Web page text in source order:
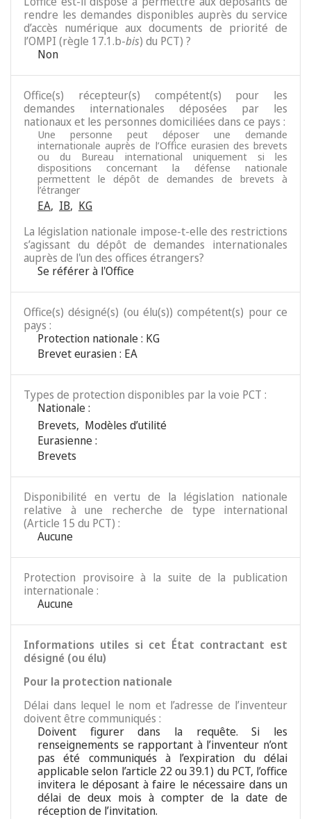
rendre les demandes disponibles auprès du service
d’accès numérique aux documents de priorité de
l’OMPI (règle 17.1.b-bis) du PCT) ?
Non
Office(s) récepteur(s) compétent(s) pour les
demandes internationales déposées par les
nationaux et les personnes domiciliées dans ce pays :
Une personne peut déposer une demande
internationale auprès de l’Office eurasien des brevets
ou du Bureau international uniquement si les
dispositions concernant la défense nationale
permettent le dépôt de demandes de brevets à
l’étranger
EA, IB, KG
La législation nationale impose-t-elle des restrictions
s’agissant du dépôt de demandes internationales
auprès de l'un des offices étrangers?
Se référer à l'Office
Office(s) désigné(s) (ou élu(s)) compétent(s) pour ce
pays :
Protection nationale : KG
Brevet eurasien : EA
Types de protection disponibles par la voie PCT :
Nationale :
Brevets, Modèles d’utilité
Eurasienne :
Brevets
Disponibilité en vertu de la législation nationale
relative à une recherche de type international
(Article 15 du PCT) :
Aucune
Protection provisoire à la suite de la publication
internationale :
Aucune
Informations utiles si cet État contractant est
désigné (ou élu)
Pour la protection nationale
Délai dans lequel le nom et l’adresse de l’inventeur
doivent être communiqués :
Doivent figurer dans la requête. Si les
renseignements se rapportant à l’inventeur n’ont
pas été communiqués à l’expiration du délai
applicable selon l’article 22 ou 39.1) du PCT, l’office
invitera le déposant à faire le nécessaire dans un
délai de deux mois à compter de la date de
réception de l’invitation.